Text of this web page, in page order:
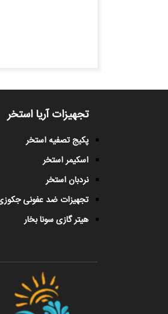
تجهیزات آریا استخر
پکیج تصفیه استخر
اسکیمر استخر
نردبان استخر
تجهیزات ضد عفونی
هیتر گازی سونا بخار